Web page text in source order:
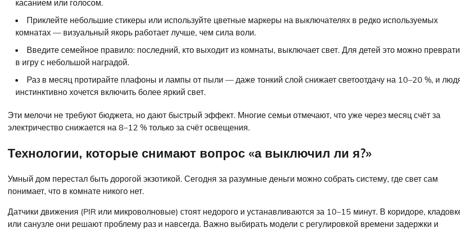
касанием или голосом.
Приклейте небольшие стикеры или используйте цветные маркеры на выключателях в редко используемых
комнатах — визуальный якорь работает лучше, чем сила воли.
Введите семейное правило: последний, кто выходит из комнаты, выключает свет. Для детей это можно
в игру с небольшой наградой.
Раз в месяц протирайте плафоны и лампы от пыли — даже тонкий слой снижает светоотдачу на 10–20 %, и
инстинктивно хочется включить более яркий свет.
Эти мелочи не требуют бюджета, но дают быстрый эффект. Многие семьи отмечают, что уже через месяц счёт за
электричество снижается на 8–12 % только за счёт освещения.
Технологии, которые снимают вопрос «а выключил ли я?»
Умный дом перестал быть дорогой экзотикой. Сегодня за разумные деньги можно собрать систему, где свет сам
понимает, что в комнате никого нет.
Датчики движения (PIR или микроволновые) стоят недорого и устанавливаются за 10–15 минут. В коридоре,
или санузле они решают проблему раз и навсегда. Важно выбирать модели с регулировкой времени задержки и